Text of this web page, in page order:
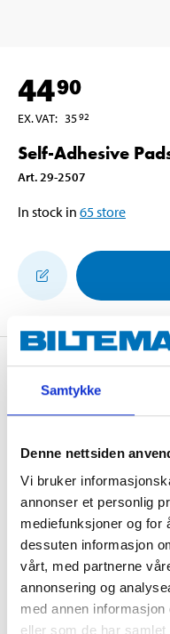
Samtykke
Denne nettsiden
Vi bruker
annonser et personlig
mediefunksjoner og for
dessuten informasjon
vårt, med partnerne
annonsering og
med annen
eller som de har
4490
EX. VAT: 3592
Self-Adhesive
Art. 29-2507
In stock in 65store
Description
Double-sided pads
do not want to use
good adhesion and
posters, hooks or
Technical